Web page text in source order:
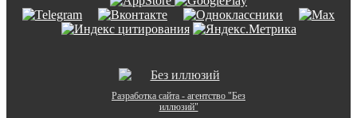
Разработка сайта - агентство "Без
иллюзий"